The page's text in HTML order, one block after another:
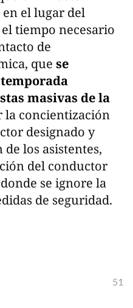
el lugar del
tiempo necesario
de
que se
masivas de la
la concientización
designado y
los asistentes,
del conductor
se ignore la
de seguridad.
51